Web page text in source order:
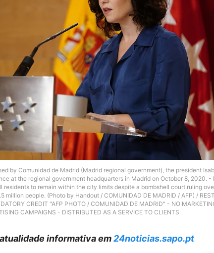
by Comunidad de Madrid (Madrid regional government), the president
at the regional government headquarters in Madrid on October 8, 2020. -
residents to remain within the city limits despite a bombshell court ruling
people. (Photo by Handout / COMUNIDAD DE MADRID / AFP) /
CREDIT "AFP PHOTO / COMUNIDAD DE MADRID" - NO
CAMPAIGNS - DISTRIBUTED AS A SERVICE TO CLIENTS
informativa em24noticias.sapo.pt